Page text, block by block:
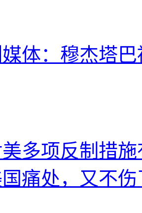
体：穆杰塔
多项反制措
痛处，又不